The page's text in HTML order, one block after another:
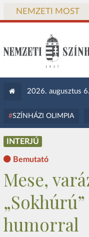
NEMZETI MOST
2026. augusztus
SZÍNHÁZI OLIMPIA
INTERJÚ
Bemutató
Mese,
humorral